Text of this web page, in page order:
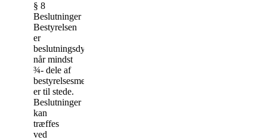
§ 8
Beslutninger
Bestyrelsen
er
beslutningsdygtig
når mindst
¾- dele af
bestyrelsesmedlemmerne
er til stede.
Beslutninger
kan
træffes
ved